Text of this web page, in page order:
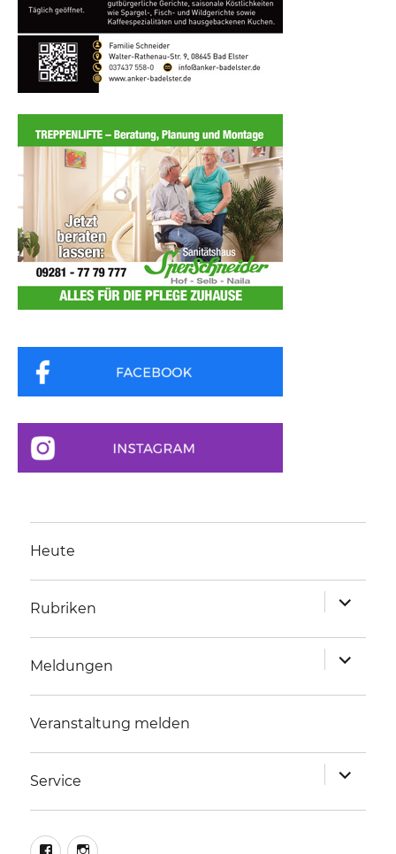
Heute
Rubriken
anzeigen
Meldungen
anzeigen
Veranstaltung melden
Service
anzeigen
facebookinstagram